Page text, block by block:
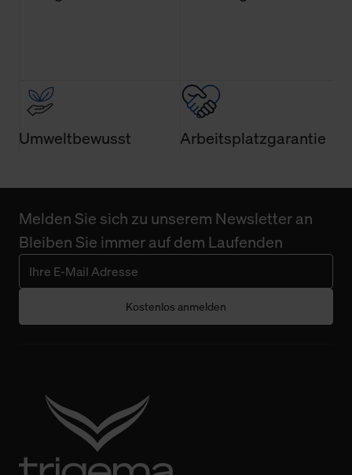
Umweltbewusst Arbeitsplatzgarantie
Melden Sie sich zu unserem Newsletter an
Bleiben Sie immer auf dem Laufenden
Kostenlos anmelden